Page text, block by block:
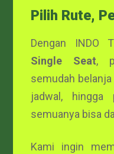
Pilih Rute,
Dengan INDO
Single Seat,
semudah
jadwal,
semuanya bisa
Kami ingin